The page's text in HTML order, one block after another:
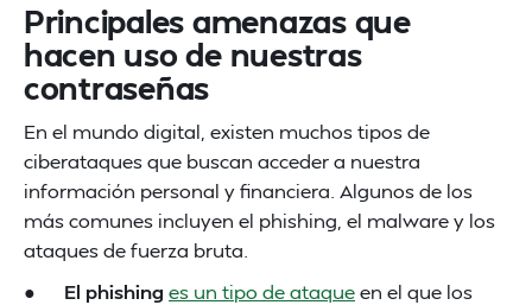
Principales amenazas que
hacen uso de nuestras
contraseñas
En el mundo digital, existen muchos tipos de
ciberataques que buscan acceder a nuestra
información personal y financiera. Algunos de los
más comunes incluyen el phishing, el malware y los
ataques de fuerza bruta.
● El phishing es un tipo de ataqueen el que los